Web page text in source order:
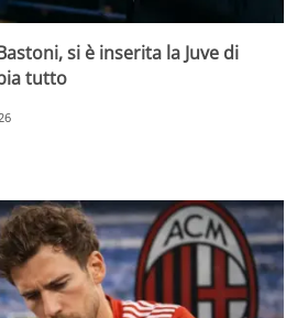
si è inserita la Juve di
tutto